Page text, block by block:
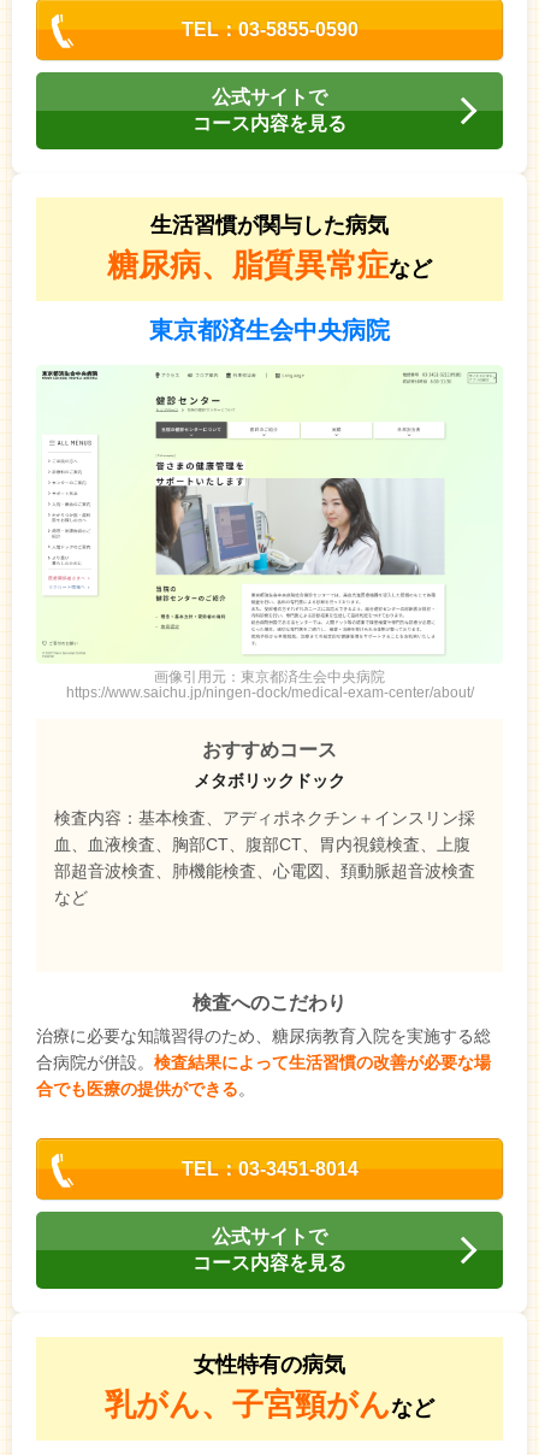
TEL：03-5855-0590
公式サイトで
コース内容を見る
生活習慣が関与した病気
糖尿病、脂質異常症など
東京都済生会中央病院
画像引用元：東京都済生会中央病院
https://www.saichu.jp/ningen-dock/medical-exam-center/about/
おすすめコース
メタボリックドック
検査内容：基本検査、アディポネクチン＋インスリン採
血、血液検査、胸部CT、腹部CT、胃内視鏡検査、上腹
部超音波検査、肺機能検査、心電図、頚動脈超音波検査
など
検査へのこだわり
治療に必要な知識習得のため、糖尿病教育入院を実施する総
合病院が併設。 検査結果によって生活習慣の改善が必要な場
合でも医療の提供ができる。
TEL：03-3451-8014
公式サイトで
コース内容を見る
女性特有の病気
乳がん、子宮頸がんなど